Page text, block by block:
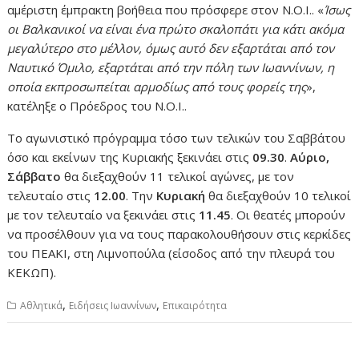
αμέριστη έμπρακτη βοήθεια που πρόσφερε στον Ν.Ο.Ι.. «Ίσως
οι Βαλκανικοί να είναι ένα πρώτο σκαλοπάτι για κάτι ακόμα
μεγαλύτερο στο μέλλον, όμως αυτό δεν εξαρτάται από τον
Ναυτικό Όμιλο, εξαρτάται από την πόλη των Ιωαννίνων, η
οποία εκπροσωπείται αρμοδίως από τους φορείς της»,
κατέληξε ο Πρόεδρος του Ν.Ο.Ι..
Το αγωνιστικό πρόγραμμα τόσο των τελικών του Σαββάτου
όσο και εκείνων της Κυριακής ξεκινάει στις 09.30.Αύριο,
Σάββατο θα διεξαχθούν 11 τελικοί αγώνες, με τον
τελευταίο στις 12.00. Την Κυριακή θα διεξαχθούν 10 τελικοί
με τον τελευταίο να ξεκινάει στις 11.45. Οι θεατές μπορούν
να προσέλθουν για να τους παρακολουθήσουν στις κερκίδες
του ΠΕΑΚΙ, στη Λιμνοπούλα (είσοδος από την πλευρά του
ΚΕΚΩΠ).
Αθλητικά, Ειδήσεις Ιωαννίνων, Επικαιρότητα